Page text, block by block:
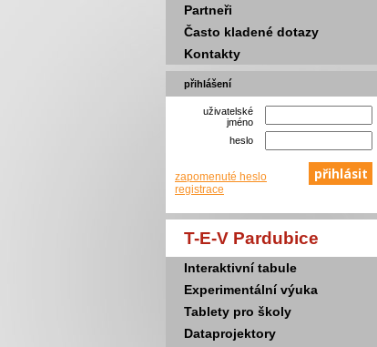
Partneři
Často kladené dotazy
Kontakty
přihlášení
uživatelské
jméno
heslo
zapomenuté heslo
registrace
T-E-V Pardubice
Interaktivní tabule
Experimentální výuka
Tablety pro školy
Dataprojektory